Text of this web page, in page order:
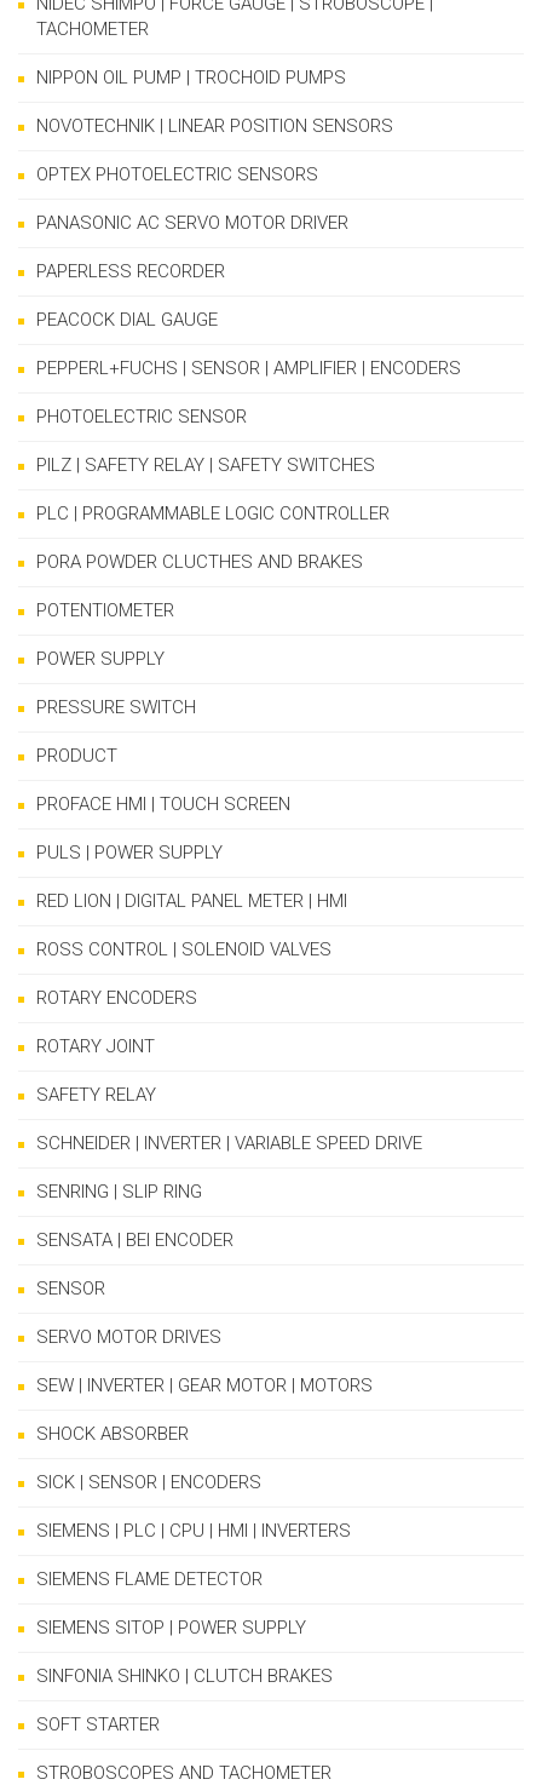
TACHOMETER
NIPPON OIL PUMP | TROCHOID PUMPS
NOVOTECHNIK | LINEAR POSITION SENSORS
OPTEX PHOTOELECTRIC SENSORS
PANASONIC AC SERVO MOTOR DRIVER
PAPERLESS RECORDER
PEACOCK DIAL GAUGE
PEPPERL+FUCHS | SENSOR | AMPLIFIER | ENCODERS
PHOTOELECTRIC SENSOR
PILZ | SAFETY RELAY | SAFETY SWITCHES
PLC | PROGRAMMABLE LOGIC CONTROLLER
PORA POWDER CLUCTHES AND BRAKES
POTENTIOMETER
POWER SUPPLY
PRESSURE SWITCH
PRODUCT
PROFACE HMI | TOUCH SCREEN
PULS | POWER SUPPLY
RED LION | DIGITAL PANEL METER | HMI
ROSS CONTROL | SOLENOID VALVES
ROTARY ENCODERS
ROTARY JOINT
SAFETY RELAY
SCHNEIDER | INVERTER | VARIABLE SPEED DRIVE
SENRING | SLIP RING
SENSATA | BEI ENCODER
SENSOR
SERVO MOTOR DRIVES
SEW | INVERTER | GEAR MOTOR | MOTORS
SHOCK ABSORBER
SICK | SENSOR | ENCODERS
SIEMENS | PLC | CPU | HMI | INVERTERS
SIEMENS FLAME DETECTOR
SIEMENS SITOP | POWER SUPPLY
SINFONIA SHINKO | CLUTCH BRAKES
SOFT STARTER
STROBOSCOPES AND TACHOMETER